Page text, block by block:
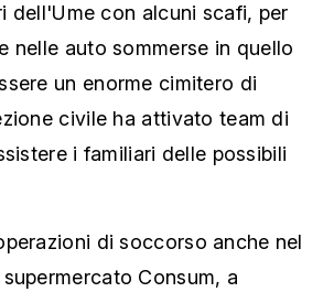
dell'Ume con alcuni scafi, per
nelle auto sommerse in quello
un enorme cimitero di
civile ha attivato team di
i familiari delle possibili
di soccorso anche nel
Consum, a